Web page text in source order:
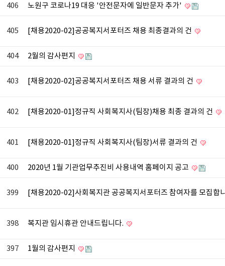
406 노원구 코로나19 대응 '안전문자에 일반문자 추가'
405 [채용2020-02]공공복지서포터즈 채용 최종결과의 건
404 2월의 감사편지
403 [채용2020-02]공공복지서포터즈 채용 서류 결과의 건
402 [채용2020-01]정규직 사회복지사(팀장)채용 최종 결과의 건
401 [채용2020-01]정규직 사회복지사(팀장)서류 결과의 건
400 2020년 1월 기관업무추진비 사용내역 홈페이지 공고
399 [채용2020-02]사회복지관 공공복지서포터즈 참여자를 모집합
398 복지관 임시휴관 안내드립니다.
397 1월의 감사편지